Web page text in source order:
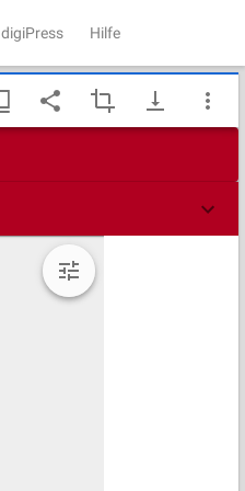
digiPress Hilfe